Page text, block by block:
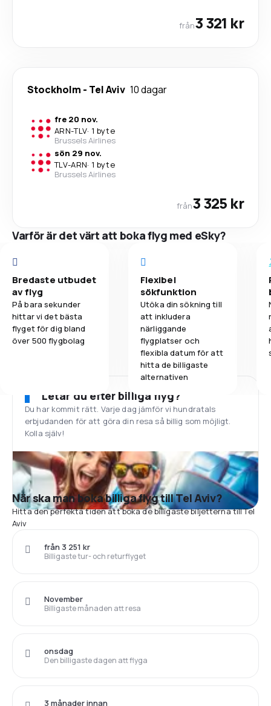
från3 321 kr
Stockholm - Tel Aviv 10 dagar
fre 20 nov.
ARN-TLV· 1 byte
Brussels Airlines
sön 29 nov.
TLV-ARN· 1 byte
Brussels Airlines
från3 325 kr
Varför är det värt att boka flyg med eSky?
Bredaste utbudet
av flyg
På bara sekunder
hittar vi det bästa
flyget för dig bland
över 500 flygbolag
Flexibel
sökfunktion
Utöka din sökning till
att inkludera
närliggande
flygplatser och
flexibla datum för att
hitta de billigaste
alternativen
Letar du efter billiga flyg?
Du har kommit rätt. Varje dag jämför vi hundratals
erbjudanden för att göra din resa så billig som möjligt.
Kolla själv!
När ska man boka billiga flyg till Tel Aviv?
Hitta den perfekta tiden att boka de billigaste biljetterna till Tel
Aviv
Billigaste tur- och returflyget
från 3 251 kr
Billigaste månaden att resa
November
Den billigaste dagen att flyga
onsdag
3 månader innan